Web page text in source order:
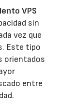
VPS
sin
vez que
Este tipo
orientados
entre